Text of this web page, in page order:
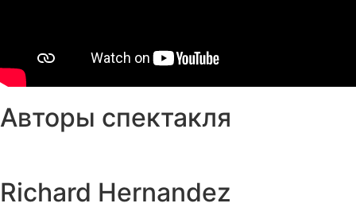
Авторы спектакля
Richard Hernandez